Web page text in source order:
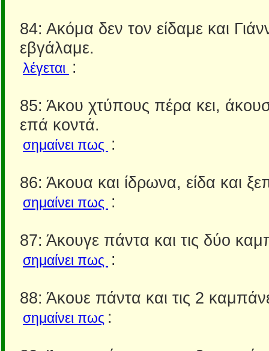
84: Ακόμα δεν τον είδαμε και
εβγάλαμε.
λέγεται :
85: Άκου χτύπους πέρα κει,
επά κοντά.
σημαίνει πως :
86: Άκουα και ίδρωνα, είδα και
σημαίνει πως :
87: Άκουγε πάντα και τις δύο
σημαίνει πως :
88: Άκουε πάντα και τις 2
σημαίνει πως :